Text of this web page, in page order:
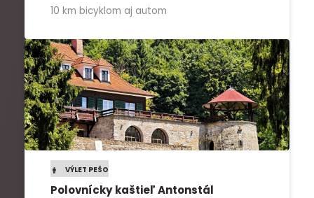
10 km bicyklom aj autom
VÝLET PEŠO
Polovnícky kaštieľ Antonstál